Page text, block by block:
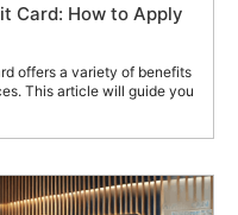
Card: How to Apply
offers a variety of benefits
This article will guide you